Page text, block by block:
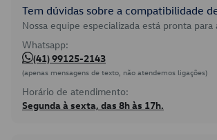
Tem dúvidas sobre a compatibilidade
Nossa equipe especializada está pronta para
Whatsapp:
(41) 99125-2143
(apenas mensagens de texto, não atendemos ligações)
Horário de atendimento:
Segunda à sexta, das 8h às 17h.